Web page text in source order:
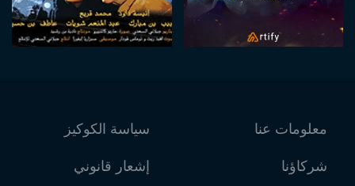
معلومات عنا
شركاؤنا
سياسة الكوكيز
إشعار قانوني